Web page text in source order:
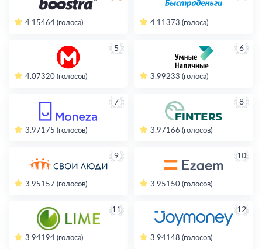
4.15464 (голоса) 4.11 373 (голоса)
5
4.07320 (голосов)
6
3.99233 (голоса)
7
3.97175 (голосов)
8
3.97166 (голосов)
9
3.95157 (голосов)
10
3.95150 (голосов)
11
3.94194 (голоса)
12
3.94148 (голосов)